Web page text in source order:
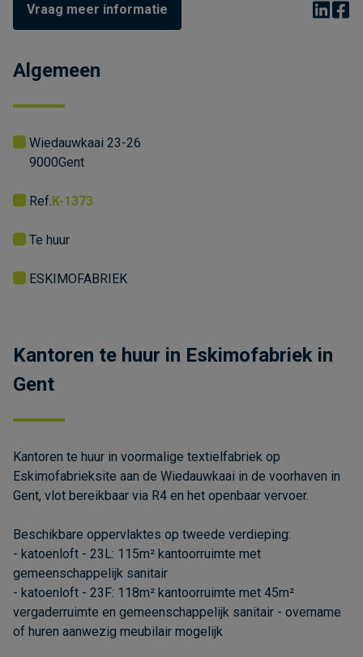
Vraag meer informatie
Algemeen
Gent
9000
Wiedauwkaai 23-26
Ref. K-1373
Te huur
ESKIMOFABRIEK
Kantoren te huur in Eskimofabriek in
Gent
Kantoren te huur in voormalige textielfabriek op
Eskimofabrieksite aan de Wiedauwkaai in de voorhaven in
Gent, vlot bereikbaar via R4 en het openbaar vervoer.
Beschikbare oppervlaktes op tweede verdieping:
- katoenloft - 23L: 115m² kantoorruimte met
gemeenschappelijk sanitair
- katoenloft - 23F: 118m² kantoorruimte met 45m²
vergaderruimte en gemeenschappelijk sanitair - overname
of huren aanwezig meubilair mogelijk